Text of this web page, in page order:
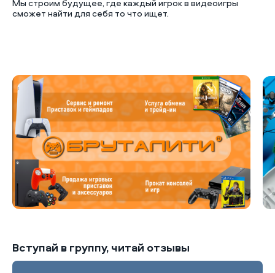
сможет найти для себя то что ищет.
Вступай в группу, читай отзывы